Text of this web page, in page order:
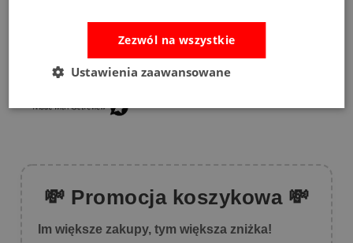
1
💸 Promocja koszykowa 💸
Im większe zakupy, tym większa zniżka!
Zezwól na wszystkie
Ustawienia zaawansowane